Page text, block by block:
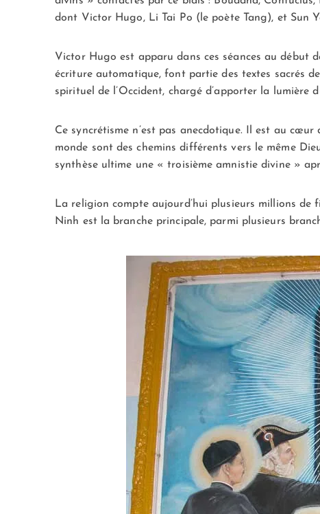
dont Victor Hugo, Li Tai Po (le poète Tang), et Sun
Victor Hugo est apparu dans ces séances au début
écriture automatique, font partie des textes sacrés
spirituel de l’Occident, chargé d’apporter la lumière
Ce syncrétisme n’est pas anecdotique. Il est au
monde sont des chemins différents vers le même
synthèse ultime une « troisième amnistie divine »
La religion compte aujourd’hui plusieurs millions de
Ninh est la branche principale, parmi plusieurs